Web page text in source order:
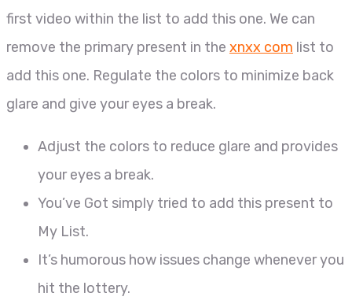
first video within the list to add this one. We can
remove the primary present in the xnxx com list to
add this one. Regulate the colors to minimize back
glare and give your eyes a break.
Adjust the colors to reduce glare and provides
your eyes a break.
You’ve Got simply tried to add this present to
My List.
It’s humorous how issues change whenever you
hit the lottery.